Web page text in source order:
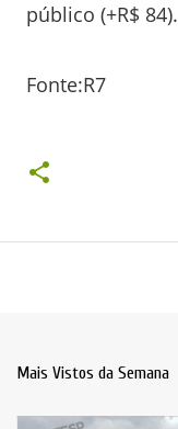
público (+R$ 84).
Fonte:R7
Mais Vistos da Semana